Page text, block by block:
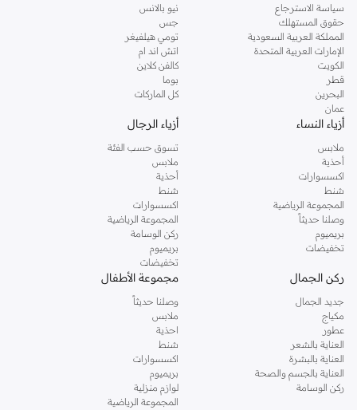
تسوقي دوروثي بيركنز اون لاين مسقط
تسوقي دوروثي بيركنز اون لاين من نمشي واستمتعي باكثر من الف ستايل من مجموعة
دوروثي بيركنز الشهيرة. تصفحي المجموعة كاملة في متجر دوروثي بيركنز اون لاين او
استخدمي القائمة لتحديد تجربة تسوق دوروثي بيركنز اون لاين. خدمة التوصيل السريعة
والدعم الاستثنائي يضمن لك تجربة تسوق ممتعة دائما مع نمشي.
سياسة الاسترجاع
حقوق المستهلك
المملكة العربية السعودية
الإمارات العربية المتحدة
الكويت
قطر
البحرين
عمان
نيو بالانس
جس
تومي هيلفيغر
اتش اند ام
كالفن كلاين
بوما
كل الماركات
أزياء النساء
ملابس
أحذية
اكسسوارات
شنط
المجموعة الرياضية
وصلنا حديثاً
بريميوم
تخفيضات
أزياء الرجال
تسوق حسب الفئة
ملابس
أحذية
شنط
اكسسوارات
المجموعة الرياضية
ركن الوسامة
بريميوم
تخفيضات
ركن الجمال
جديد الجمال
مكياج
عطور
العناية بالشعر
العناية بالبشرة
العناية بالجسم والصحة
ركن الوسامة
مجموعة الأطفال
وصلنا حديثاً
ملابس
احذية
شنط
اكسسوارات
بريميوم
لوازم منزلية
المجموعة الرياضية